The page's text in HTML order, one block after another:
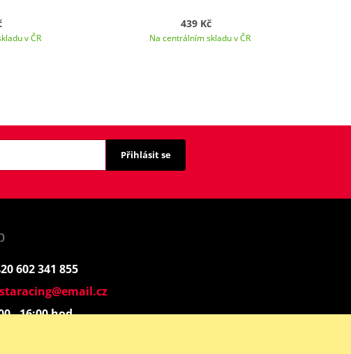
v ČR
439 Kč
Na centrálním skladu v ČR
Přihlásit se
602 341 855
- 16:00 hod.